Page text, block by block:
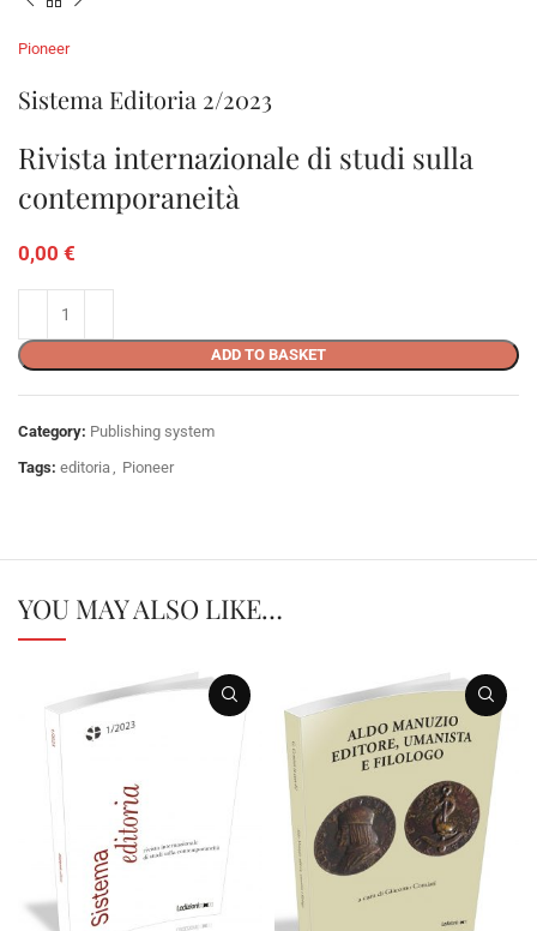
Pioneer
Sistema Editoria 2/2023
Rivista internazionale di studi sulla
contemporaneità
0,00 €
ADD TO BASKET
Category: Publishing system
Tags: editoria Pioneer
YOU MAY ALSO LIKE…